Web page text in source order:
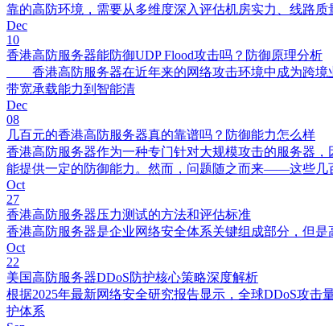
靠的高防环境，需要从多维度深入评估机房实力、线路
Dec
10
香港高防服务器能防御UDP Flood攻击吗？防御原理分析
香港高防服务器在近年来的网络攻击环境中成为跨境
带宽承载能力到智能清
Dec
08
几百元的香港高防服务器真的靠谱吗？防御能力怎么样
香港高防服务器作为一种专门针对大规模攻击的服务器
能提供一定的防御能力。然而，问题随之而来——这些几
Oct
27
香港高防服务器压力测试的方法和评估标准
香港高防服务器是企业网络安全体系关键组成部分，但
Oct
22
美国高防服务器DDoS防护核心策略深度解析
根据2025年最新网络安全研究报告显示，全球DDoS攻
护体系